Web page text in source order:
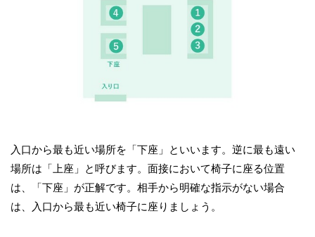
入口から最も近い場所を「下座」といいます。逆に最も遠い
場所は「上座」と呼びます。面接において椅子に座る位置
は、「下座」が正解です。相手から明確な指示がない場合
は、入口から最も近い椅子に座りましょう。